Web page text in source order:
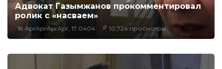
Адвокат Газымжанов прокомментировал
ролик с «насваем»
18 AprAprAprApr, 17:0404 10,724 просмотры